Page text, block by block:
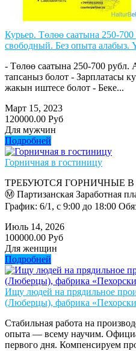
Курьер. Төлөө саатына 250-
свободный. Без опыта
- Төлөө саатына 250-700 рубл.
тапсаныз болот - Зарплатасы
жакын иштесе болот - Беке...
Март 15, 2023
120000.00 Руб
Для мужчин
Подробней
Горничная в гостиницу
ТРЕБУЮТСЯ ГОРНИЧНЫЕ В
Ⓜ️ Партизанская Заработная
График: 6/1, с 9:00 до 18:00
Июль 14, 2026
100000.00 Руб
Для женщин
Подробней
Ищу людей на прядильное
(Люберцы), фабрика
Стабильная работа на
опыта — всему научим.
первого дня. Компенсируем